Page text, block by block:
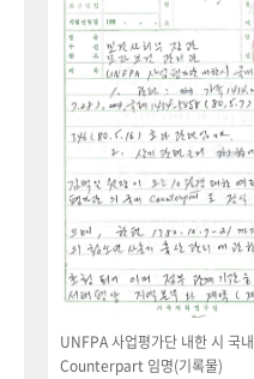
UNFPA 사업평가단 내한 시 국내
Counterpart 임명(기록물)